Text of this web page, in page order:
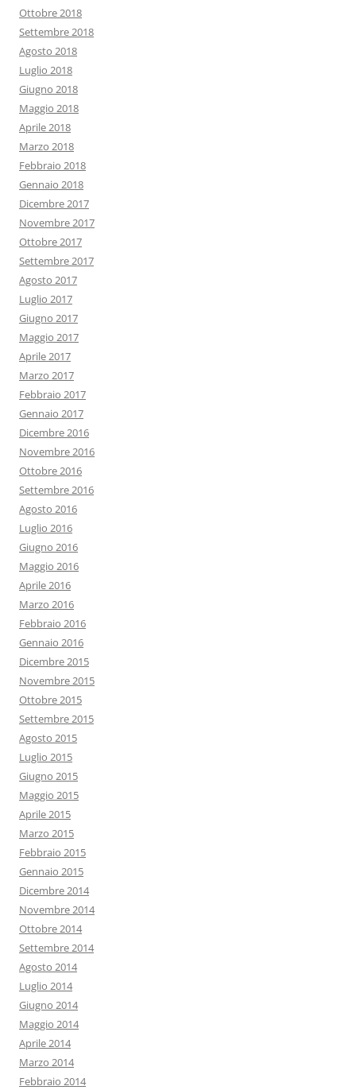
Ottobre 2018
Settembre 2018
Agosto 2018
Luglio 2018
Giugno 2018
Maggio 2018
Aprile 2018
Marzo 2018
Febbraio 2018
Gennaio 2018
Dicembre 2017
Novembre 2017
Ottobre 2017
Settembre 2017
Agosto 2017
Luglio 2017
Giugno 2017
Maggio 2017
Aprile 2017
Marzo 2017
Febbraio 2017
Gennaio 2017
Dicembre 2016
Novembre 2016
Ottobre 2016
Settembre 2016
Agosto 2016
Luglio 2016
Giugno 2016
Maggio 2016
Aprile 2016
Marzo 2016
Febbraio 2016
Gennaio 2016
Dicembre 2015
Novembre 2015
Ottobre 2015
Settembre 2015
Agosto 2015
Luglio 2015
Giugno 2015
Maggio 2015
Aprile 2015
Marzo 2015
Febbraio 2015
Gennaio 2015
Dicembre 2014
Novembre 2014
Ottobre 2014
Settembre 2014
Agosto 2014
Luglio 2014
Giugno 2014
Maggio 2014
Aprile 2014
Marzo 2014
Febbraio 2014